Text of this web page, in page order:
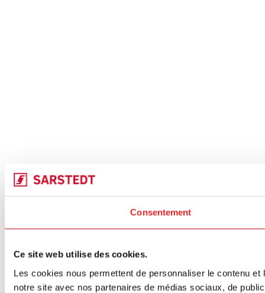
Consentement
Ce site web utilise des cookies.
Les cookies nous permettent de personnaliser le contenu
notre site avec nos partenaires de médias sociaux, de